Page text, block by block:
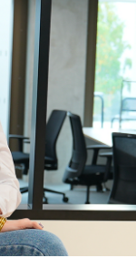
30/06/2025
de bières du
Kronenbourg, a
Paris suite à un appel
l'accompagner dans